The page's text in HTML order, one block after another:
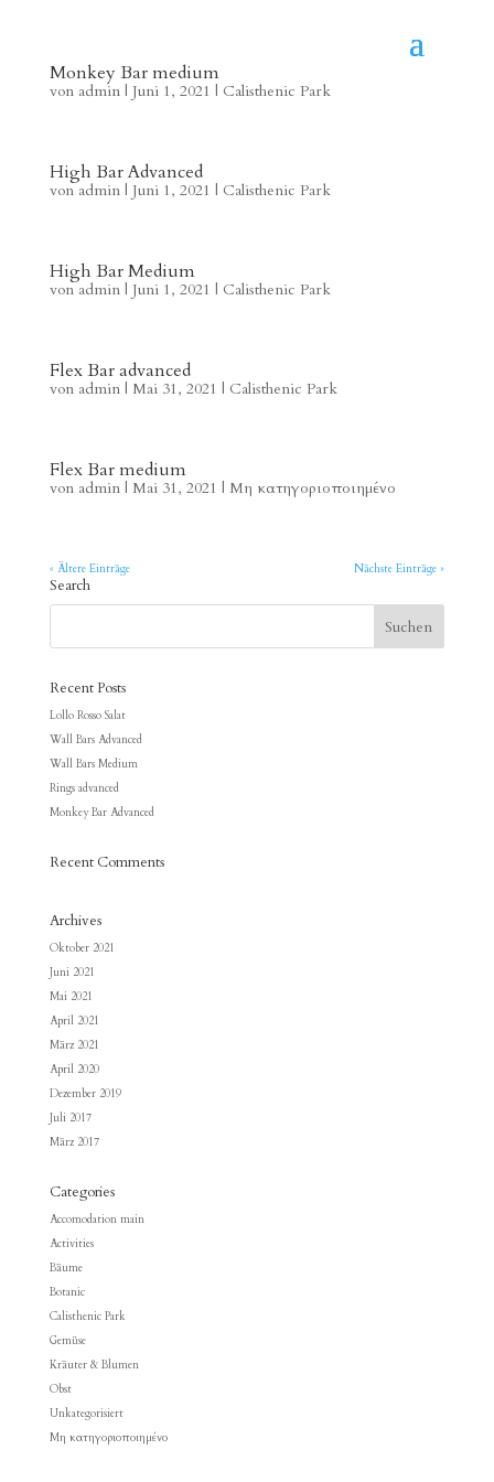
Monkey Bar medium
von admin| Juni 1, 2021 | Calisthenic Park
High Bar Advanced
vonadmin| Juni 1, 2021 | Calisthenic Park
High Bar Medium
vonadmin| Juni 1, 2021 | Calisthenic Park
Flex Bar advanced
von admin| Mai 31, 2021 | Calisthenic Park
Flex Bar medium
von admin| Mai 31, 2021 | Μη κατηγοριοποιημένο
« Ältere Einträge Nächste Einträge »
Search
Recent Posts
Lollo Rosso Salat
Wall Bars Advanced
Wall Bars Medium
Rings advanced
Monkey Bar Advanced
Recent Comments
Archives
Oktober 2021
Juni 2021
Mai 2021
April 2021
März 2021
April 2020
Dezember 2019
Juli 2017
März 2017
Categories
Accomodation main
Activities
Bäume
Botanic
Calisthenic Park
Gemüse
Kräuter & Blumen
Obst
Unkategorisiert
Μη κατηγοριοποιημένο